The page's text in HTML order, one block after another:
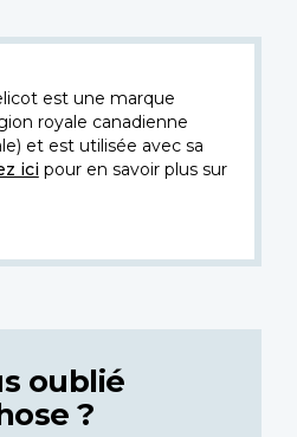
est une marque
royale canadienne
et est utilisée avec sa
icipour en savoir plus sur
oublié
?